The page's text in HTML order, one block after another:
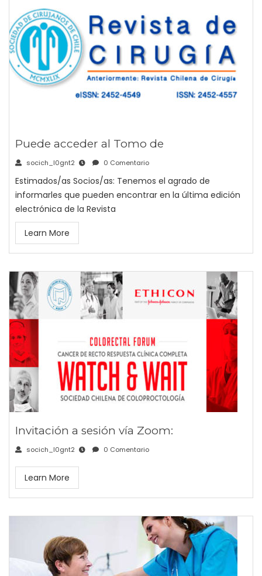
Puede acceder al Tomo de
socich_l0gnt2 0 Comentario
Estimados/as Socios/as: Tenemos el agrado de
informarles que pueden encontrar en la última edición
electrónica de la Revista
Learn More
Invitación a sesión vía Zoom:
socich_l0gnt2 0 Comentario
Learn More